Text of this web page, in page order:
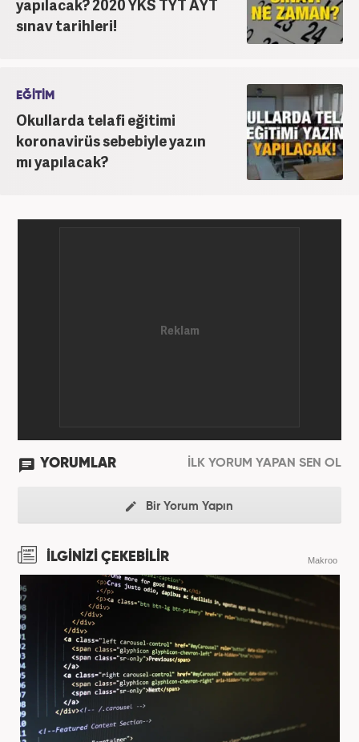
yapılacak? 2020 YKS TYT AYT
sınav tarihleri!
EĞİTİM
Okullarda telafi eğitimi
koronavirüs sebebiyle yazın
mı yapılacak?
YORUMLAR İLK YORUM YAPAN SEN OL
Bir Yorum Yapın
İLGİNİZİ ÇEKEBİLİR Makroo